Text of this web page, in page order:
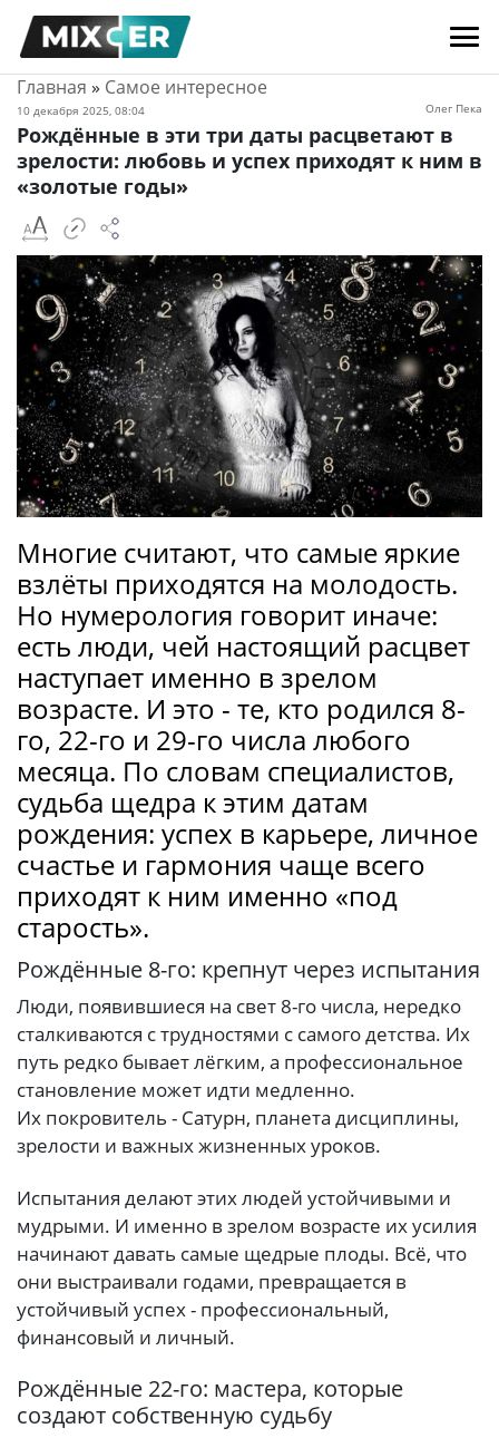
Главная » Самое интересное
10 декабря 2025, 08:04 Олег Пека
Рождённые в эти три даты расцветают в
зрелости: любовь и успех приходят к ним в
«золотые годы»
Многие считают, что самые яркие
взлёты приходятся на молодость.
Но нумерология говорит иначе:
есть люди, чей настоящий расцвет
наступает именно в зрелом
возрасте. И это - те, кто родился 8-
го, 22-го и 29-го числа любого
месяца. По словам специалистов,
судьба щедра к этим датам
рождения: успех в карьере, личное
счастье и гармония чаще всего
приходят к ним именно «под
старость».
Рождённые 8-го: крепнут через испытания
Люди, появившиеся на свет 8-го числа, нередко
сталкиваются с трудностями с самого детства. Их
путь редко бывает лёгким, а профессиональное
становление может идти медленно.
Их покровитель - Сатурн, планета дисциплины,
зрелости и важных жизненных уроков.
Испытания делают этих людей устойчивыми и
мудрыми. И именно в зрелом возрасте их усилия
начинают давать самые щедрые плоды. Всё, что
они выстраивали годами, превращается в
устойчивый успех - профессиональный,
финансовый и личный.
Рождённые 22-го: мастера, которые
создают собственную судьбу